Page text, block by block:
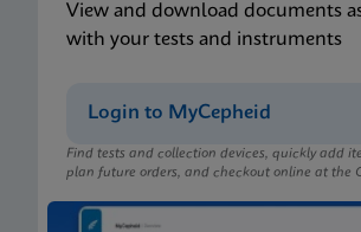
View and download documents
with your tests and instruments
Login to MyCepheid
Find tests and collection devices, quickly add
plan future orders, and checkout online at the